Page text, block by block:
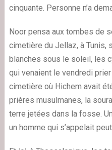
cinquante. Personne n’a
Noor pensa aux tombes de
cimetière du Jellaz, à
blanches sous le soleil, les
qui venaient le vendredi
cimetière où Hichem avait
prières musulmanes, la
terre jetées dans la fosse.
un homme qui s’appelait